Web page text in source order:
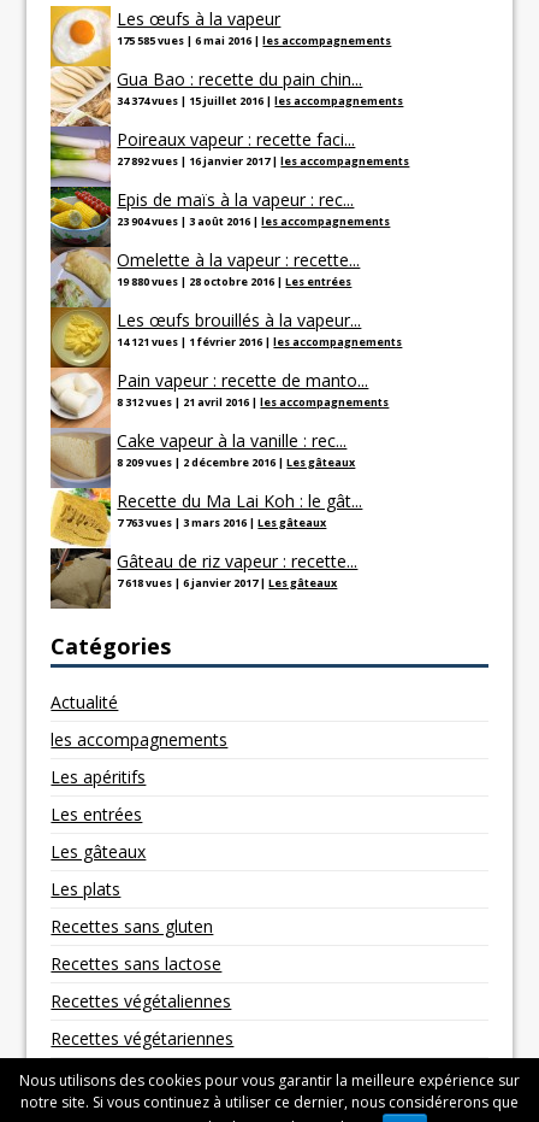
Les œufs à la vapeur
175 585 vues |6 mai 2016 |les accompagnements
Gua Bao : recette du pain chin...
34 374 vues | 15 juillet 2016 |les accompagnements
Poireaux vapeur : recette faci...
27 892 vues | 16 janvier 2017|les accompagnements
Epis de maïs à la vapeur : rec...
23 904 vues |3 août 2016 |les accompagnements
Omelette à la vapeur : recette...
19 880 vues | 28 octobre 2016 |Les entrées
Les œufs brouillés à la vapeur...
14 121 vues | 1 février 2016 |les accompagnements
Pain vapeur : recette de manto...
8 312 vues | 21 avril 2016 |les accompagnements
Cake vapeur à la vanille : rec...
8 209 vues | 2 décembre 2016 |Les gâteaux
Recette du Ma Lai Koh : le gât...
7 763 vues |3 mars 2016 |Les gâteaux
Gâteau de riz vapeur : recette...
7 618 vues |6 janvier 2017|Les gâteaux
Catégories
Actualité
les accompagnements
Les apéritifs
Les entrées
Les gâteaux
Les plats
Recettes sans gluten
Recettes sans lactose
Recettes végétaliennes
Recettes végétariennes
Nous utilisons des cookies pour vous garantir la meilleure expérience sur
notre site. Si vous continuez à utiliser ce dernier, nous considérerons que